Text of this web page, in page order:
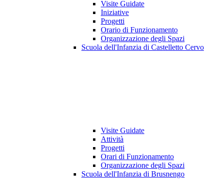
Visite Guidate
Iniziative
Progetti
Orario di Funzionamento
Organizzazione degli Spazi
Scuola dell'Infanzia di Castelletto Cervo
Visite Guidate
Attività
Progetti
Orari di Funzionamento
Organizzazione degli Spazi
Scuola dell'Infanzia di Brusnengo